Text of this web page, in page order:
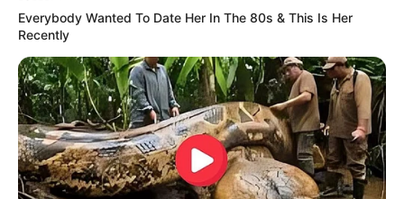
Everybody Wanted To Date Her In The 80s & This Is Her
Recently